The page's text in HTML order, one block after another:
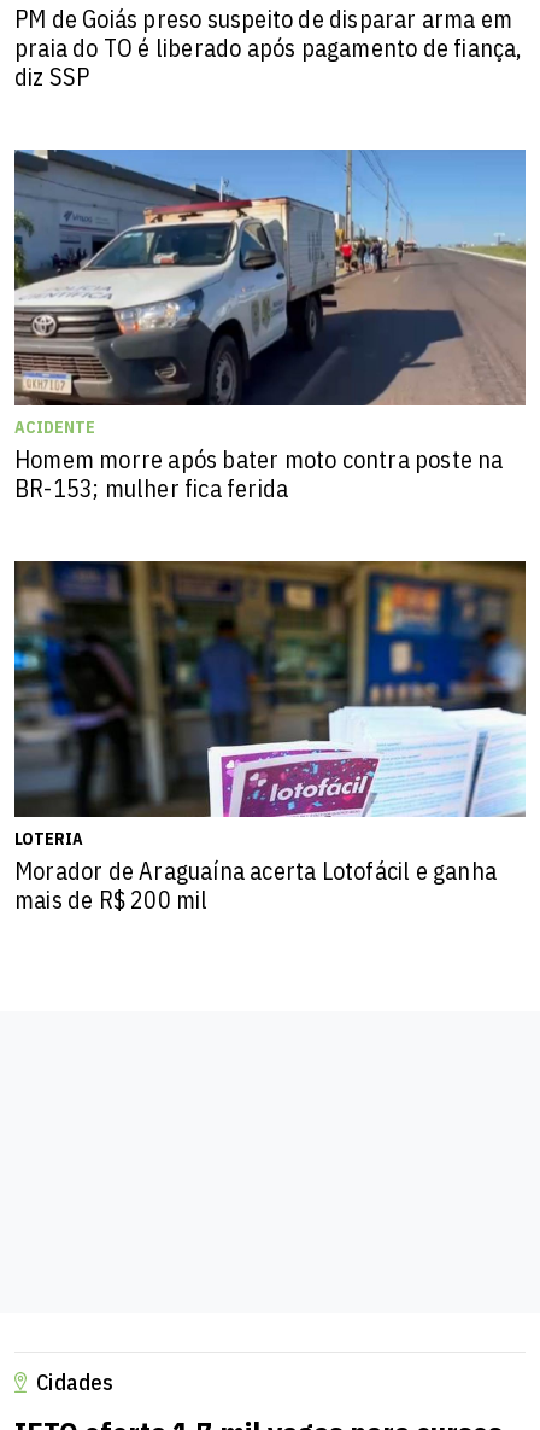
PM de Goiás preso suspeito de disparar arma em
praia do TO é liberado após pagamento de fiança,
diz SSP
ACIDENTE
Homem morre após bater moto contra poste na
BR-153; mulher fica ferida
LOTERIA
Morador de Araguaína acerta Lotofácil e ganha
mais de R$ 200 mil
Cidades